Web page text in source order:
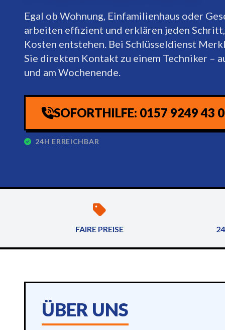
Egal ob Wohnung, Einfamilienhaus oder
arbeiten effizient und erklären jeden
Kosten entstehen. Bei Schlüsseldienst
Sie direkten Kontakt zu einem Techniker –
und am Wochenende.
SOFORTHILFE: 0157 9249 43
24H ERREICHBAR
FAIRE PREISE
ÜBER UNS